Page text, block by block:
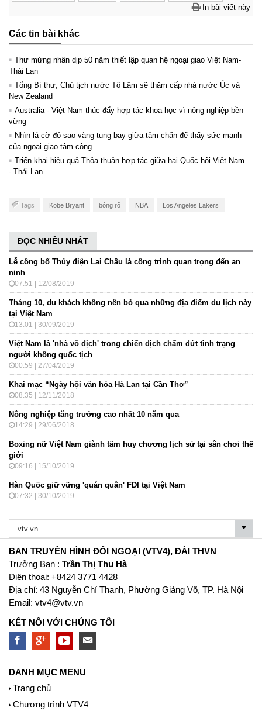
In bài viết này
Các tin bài khác
Thư mừng nhân dịp 50 năm thiết lập quan hệ ngoại giao Việt Nam-
Thái Lan
Tổng Bí thư, Chủ tịch nước Tô Lâm sẽ thăm cấp nhà nước Úc và
New Zealand
Australia - Việt Nam thúc đẩy hợp tác khoa học vì nông nghiệp bền
vững
Nhìn lá cờ đỏ sao vàng tung bay giữa tâm chấn để thấy sức mạnh
của ngoại giao tâm công
Triển khai hiệu quả Thỏa thuận hợp tác giữa hai Quốc hội Việt Nam
- Thái Lan
Tags Kobe Bryant bóng rổ NBA Los Angeles Lakers
ĐỌC NHIỀU NHẤT
Lễ công bố Thủy điện Lai Châu là công trình quan trọng đến an
ninh
07:51 | 12/08/2019
Tháng 10, du khách không nên bỏ qua những địa điểm du lịch này
tại Việt Nam
13:01 | 30/09/2019
Việt Nam là 'nhà vô địch' trong chiến dịch chấm dứt tình trạng
người không quốc tịch
00:59 | 27/04/2019
Khai mạc “Ngày hội văn hóa Hà Lan tại Cần Thơ”
08:35 | 12/11/2018
Nông nghiệp tăng trưởng cao nhất 10 năm qua
14:29 | 29/06/2018
Boxing nữ Việt Nam giành tấm huy chương lịch sử tại sân chơi thế
giới
09:16 | 15/10/2019
Hàn Quốc giữ vững 'quán quân' FDI tại Việt Nam
07:32 | 30/10/2019
BAN TRUYỀN HÌNH ĐỐI NGOẠI (VTV4), ĐÀI THVN
Trưởng Ban : Trần Thị Thu Hà
Ðiện thoại: +8424 3771 4428
Địa chỉ: 43 Nguyễn Chí Thanh, Phường Giảng Võ, TP. Hà Nội
Email: vtv4@vtv.vn
KẾT NỐI VỚI CHÚNG TÔI
DANH MỤC MENU
Trang chủ
Chương trình VTV4